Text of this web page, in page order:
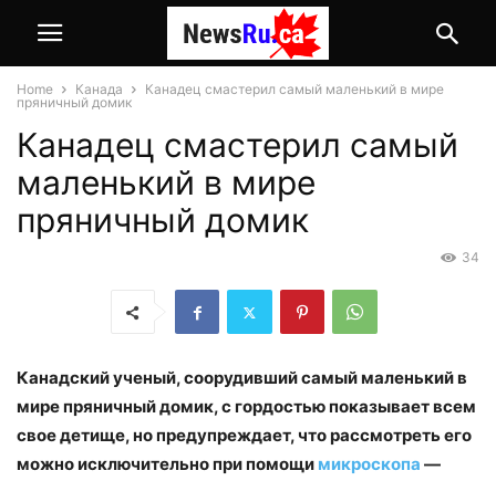
Home Канада
Канадец смастерил самый маленький в мире
пряничный домик
Канадец смастерил самый
маленький в мире
пряничный домик
34
Канадский ученый, соорудивший самый маленький в
мире пряничный домик, с гордостью показывает всем
свое детище, но предупреждает, что рассмотреть его
можно исключительно при помощи микроскопа —